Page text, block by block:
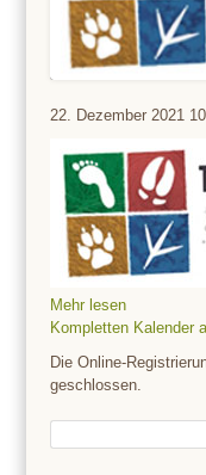
Tierpark
22. Dezember 2021
Mehr lesen
Kompletten Kalender
Die Online-
geschlossen.